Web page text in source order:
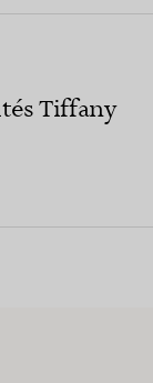
Tiffany